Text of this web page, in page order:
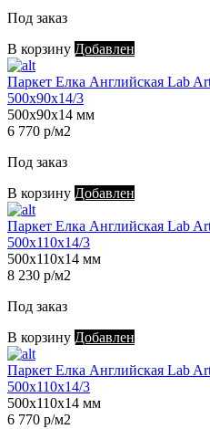
Под заказ
В корзину Добавлен
Паркет Елка Английская Lab
500х90х14/3
500х90х14 мм
6 770 р/м2
Под заказ
В корзину Добавлен
Паркет Елка Английская Lab
500х110х14/3
500х110х14 мм
8 230 р/м2
Под заказ
В корзину Добавлен
Паркет Елка Английская Lab
500х110х14/3
500х110х14 мм
6 770 р/м2